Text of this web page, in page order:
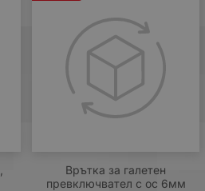
Врътка за галетен
превключвател с ос 6мм